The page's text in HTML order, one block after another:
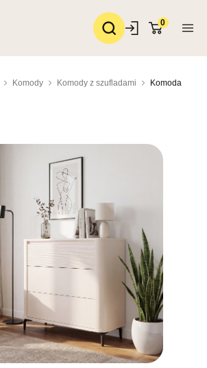
0
Komody Komody z szufladami Komoda